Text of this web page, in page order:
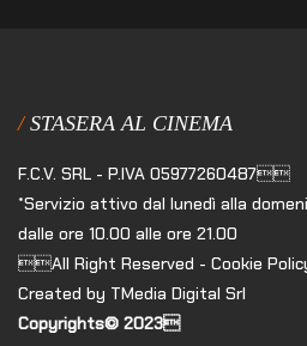
STASERA AL CINEMA
F.C.V. SRL - P.IVA 05977260487
*Servizio attivo dal lunedì alla
dalle ore 10.00 alle ore 21.00
All Right Reserved - Cookie
Created by TMedia Digital Srl
Copyrights© 2023